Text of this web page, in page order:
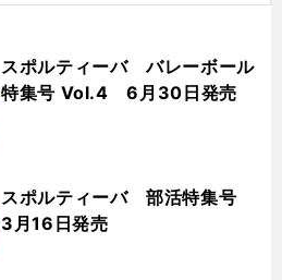
スポルティーバ バレーボール
特集号 Vol.4 6月30日発売
スポルティーバ 部活特集号
3月16日発売